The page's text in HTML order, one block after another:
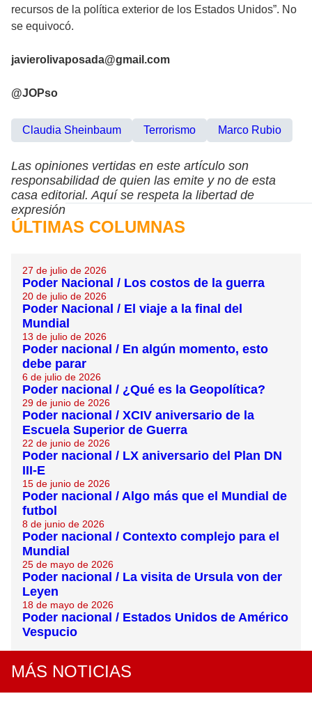
recursos de la política exterior de los Estados Unidos”. No
se equivocó.
javierolivaposada@gmail.com
@JOPso
Claudia Sheinbaum Terrorismo Marco Rubio
Las opiniones vertidas en este artículo son
responsabilidad de quien las emite y no de esta
casa editorial. Aquí se respeta la libertad de
expresión
ÚLTIMAS COLUMNAS
27 de julio de 2026
Poder Nacional / Los costos de la guerra
20 de julio de 2026
Poder Nacional / El viaje a la final del
Mundial
13 de julio de 2026
Poder nacional / En algún momento, esto
debe parar
6 de julio de 2026
Poder nacional / ¿Qué es la Geopolítica?
29 de junio de 2026
Poder nacional / XCIV aniversario de la
Escuela Superior de Guerra
22 de junio de 2026
Poder nacional / LX aniversario del Plan DN
III-E
15 de junio de 2026
Poder nacional / Algo más que el Mundial de
futbol
8 de junio de 2026
Poder nacional / Contexto complejo para el
Mundial
25 de mayo de 2026
Poder nacional / La visita de Ursula von der
Leyen
18 de mayo de 2026
Poder nacional / Estados Unidos de Américo
Vespucio
MÁS NOTICIAS